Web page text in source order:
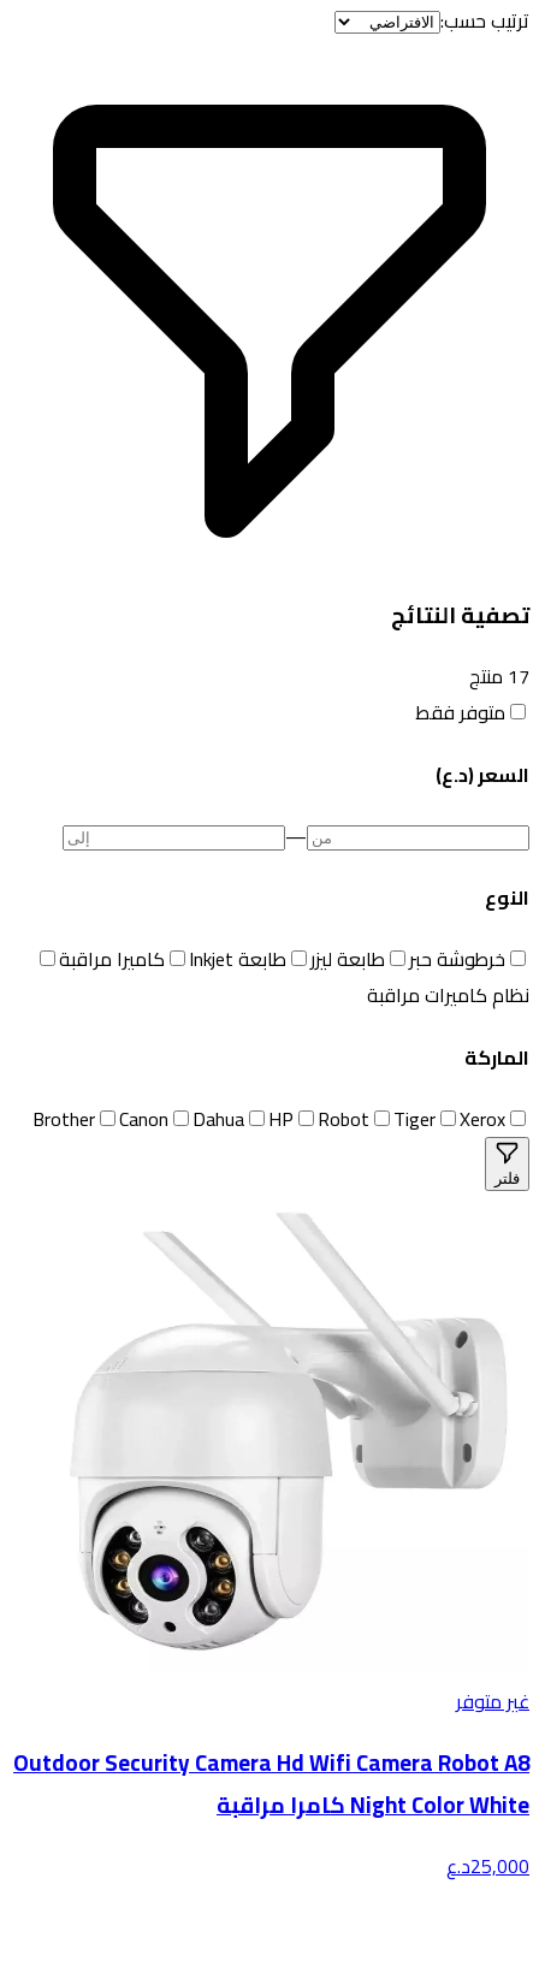
ترتيب حسب:
تصفية النتائج
17 منتج
متوفر فقط
السعر (د.ع)
—
النوع
خرطوشة حبر
طابعة ليزر طابعة Inkjet
كاميرا مراقبة
نظام كاميرات مراقبة
الماركة
Brother
Canon Dahua HP Robot Tiger Xerox
فلتر
غير متوفر
Outdoor Security Camera Hd Wifi Camera Robot A8
Night Color White كامرا مراقبة
25,000د.ع